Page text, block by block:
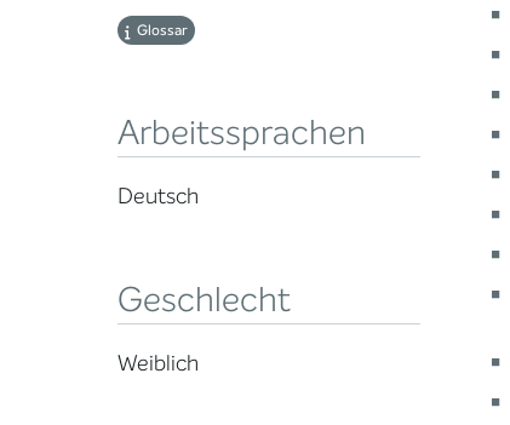
Glossar
Arbeitssprachen
Deutsch
Geschlecht
Weiblich